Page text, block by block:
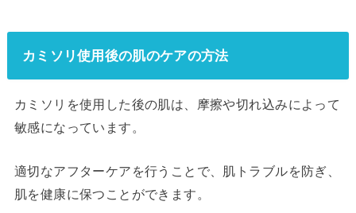
カミソリ使用後の肌のケアの方法
カミソリを使用した後の肌は、摩擦や切れ込みによって
敏感になっています。
適切なアフターケアを行うことで、肌トラブルを防ぎ、
肌を健康に保つことができます。